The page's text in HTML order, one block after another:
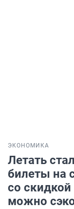
ЭКОНОМИКА
Летать
билеты на
со
можно